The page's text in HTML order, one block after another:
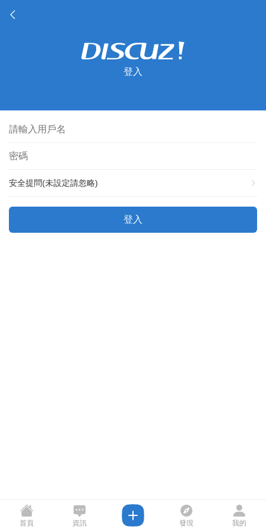
登入
安全提問(未設定請忽略)
登入
首頁 資訊 發現 我的